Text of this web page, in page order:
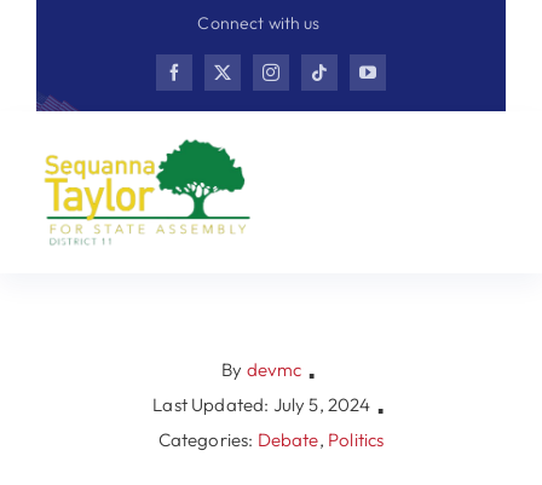
Connect with us
By devmc ▪
Last Updated: July 5, 2024 ▪
Categories: Debate, Politics